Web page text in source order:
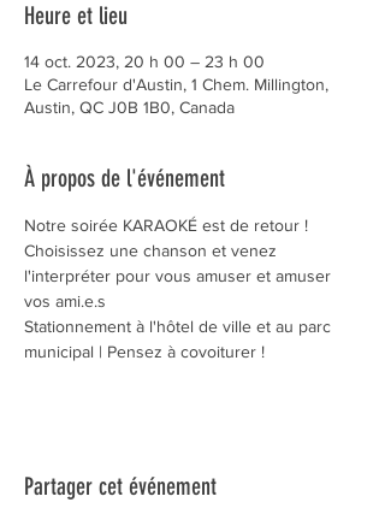
Heure et lieu
14 oct. 2023, 20 h 00 – 23 h 00
Le Carrefour d'Austin, 1 Chem. Millington,
Austin, QC J0B 1B0, Canada
À propos de l'événement
Notre soirée KARAOKÉ est de retour !
Choisissez une chanson et venez
l'interpréter pour vous amuser et amuser
vos ami.e.s
Stationnement à l'hôtel de ville et au parc
municipal | Pensez à covoiturer !
Partager cet événement